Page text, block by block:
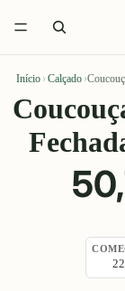
Início › Calçado ›